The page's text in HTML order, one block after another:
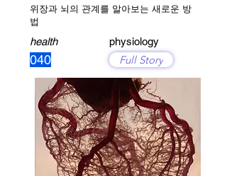
위장과 뇌의 관계를 알아보는 새로운 방
법
health
040
physiology
Full Story